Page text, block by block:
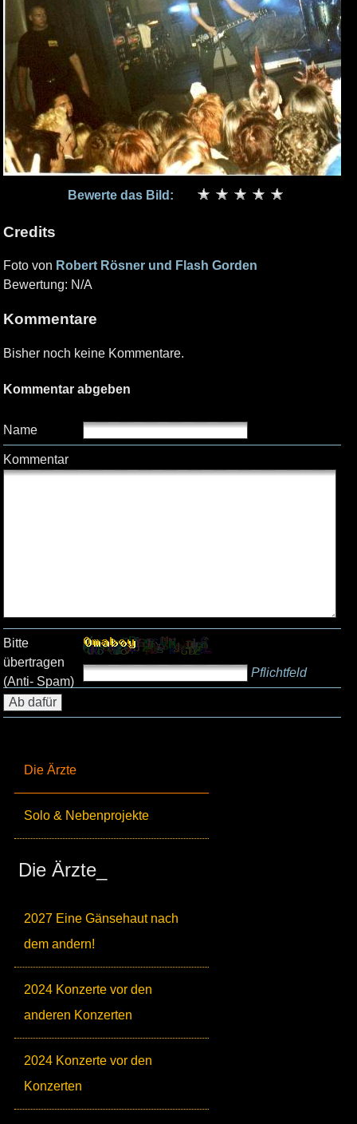
Die Ärzte
Solo & Nebenprojekte
Die Ärzte_
2027 Eine Gänsehaut nach
dem andern!
2024 Konzerte vor den
anderen Konzerten
2024 Konzerte vor den
Konzerten
Bewerte das Bild:
Credits
Foto von Robert Rösner und Flash Gorden
Bewertung: N/A
Kommentare
Bisher noch keine Kommentare.
Kommentar abgeben
Name
Kommentar
Bitte
übertragen
(Anti- Spam)
Pflichtfeld